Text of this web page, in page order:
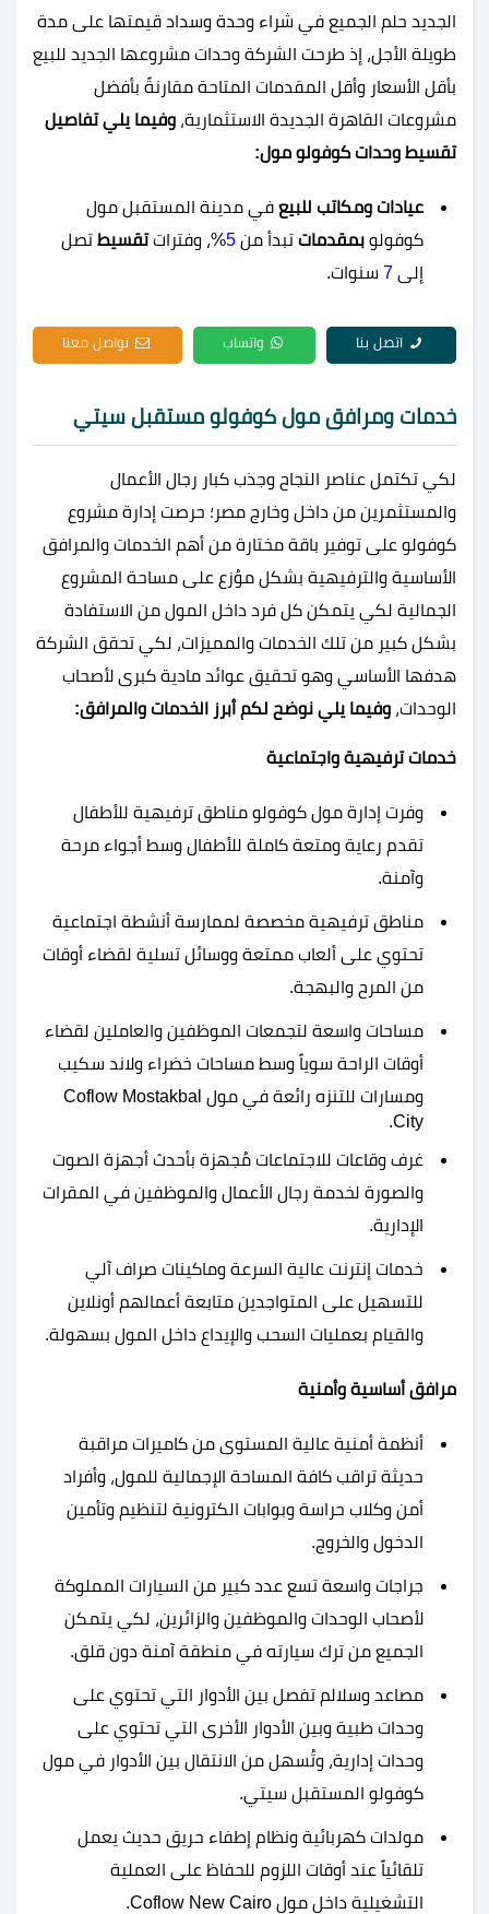
الجديد حلم الجميع في شراء وحدة وسداد قيمتها على مدة
طويلة الأجل، إذ طرحت الشركة وحدات مشروعها الجديد للبيع
بأقل الأسعار وأقل المقدمات المتاحة مقارنةً بأفضل
مشروعات القاهرة الجديدة الاستثمارية، وفيما يلي تفاصيل
تقسيط وحدات كوفولو مول:
عيادات ومكاتب للبيع في مدينة المستقبل مول
كوفولو بمقدمات تبدأ من 5%، وفتراتتقسيط تصل
إلى 7 سنوات.
اتصل بنا واتساب تواصل معنا
خدمات ومرافق مول كوفولو مستقبل سيتي
لكي تكتمل عناصر النجاح وجذب كبار رجال الأعمال
والمستثمرين من داخل وخارج مصر؛ حرصت إدارة مشروع
كوفولو على توفير باقة مختارة من أهم الخدمات والمرافق
الأساسية والترفيهية بشكل موُزع على مساحة المشروع
الجمالية لكي يتمكن كل فرد داخل المول من الاستفادة
بشكل كبير من تلك الخدمات والمميزات، لكي تحقق الشركة
هدفها الأساسي وهو تحقيق عوائد مادية كبرى لأصحاب
الوحدات، وفيما يلي نوضح لكم أبرز الخدمات والمرافق:
خدمات ترفيهية واجتماعية
وفرت إدارة مول كوفولو مناطق ترفيهية للأطفال
تقدم رعاية ومتعة كاملة للأطفال وسط أجواء مرحة
وآمنة.
مناطق ترفيهية مخصصة لممارسة أنشطة اجتماعية
تحتوي على ألعاب ممتعة ووسائل تسلية لقضاء أوقات
من المرح والبهجة.
مساحات واسعة لتجمعات الموظفين والعاملين لقضاء
أوقات الراحة سوياً وسط مساحات خضراء ولاند سكيب
ومسارات للتنزه رائعة في مول Coflow Mostakbal
City.
غرف وقاعات للاجتماعات مُجهزة بأحدث أجهزة الصوت
والصورة لخدمة رجال الأعمال والموظفين في المقرات
الإدارية.
خدمات إنترنت عالية السرعة وماكينات صراف آلي
للتسهيل على المتواجدين متابعة أعمالهم أونلاين
والقيام بعمليات السحب والإيداع داخل المول بسهولة.
مرافق أساسية وأمنية
أنظمة أمنية عالية المستوى من كاميرات مراقبة
حديثة تراقب كافة المساحة الإجمالية للمول، وأفراد
أمن وكلاب حراسة وبوابات الكترونية لتنظيم وتأمين
الدخول والخروج.
جراجات واسعة تسع عدد كبير من السيارات المملوكة
لأصحاب الوحدات والموظفين والزائرين، لكي يتمكن
الجميع من ترك سيارته في منطقة آمنة دون قلق.
مصاعد وسلالم تفصل بين الأدوار التي تحتوي على
وحدات طبية وبين الأدوار الأخرى التي تحتوي على
وحدات إدارية، وتُسهل من الانتقال بين الأدوار في مول
كوفولو المستقبل سيتي.
مولدات كهربائية ونظام إطفاء حريق حديث يعمل
تلقائياً عند أوقات اللزوم للحفاظ على العملية
التشغيلية داخل مول Coflow New Cairo.